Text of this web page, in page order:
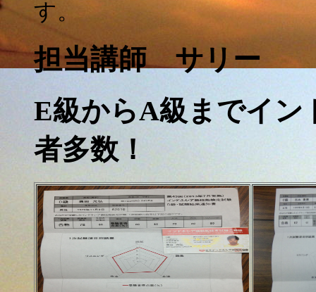
す。
担当講師 サリー
E級からA級までイン
者多数！